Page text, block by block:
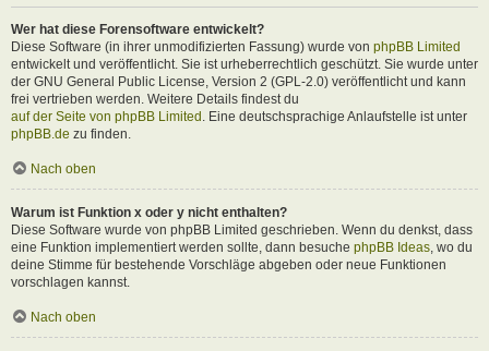
Wer hat diese Forensoftware entwickelt?
Diese Software (in ihrer unmodifizierten Fassung) wurde von phpBB Limited
entwickelt und veröffentlicht. Sie ist urheberrechtlich geschützt. Sie wurde unter
der GNU General Public License, Version 2 (GPL-2.0) veröffentlicht und kann
frei vertrieben werden. Weitere Details findest du
auf der Seite von phpBB Limited . Eine deutschsprachige Anlaufstelle ist unter
phpBB.de zu finden.
Nach oben
Warum ist Funktion x oder y nicht enthalten?
Diese Software wurde von phpBB Limited geschrieben. Wenn du denkst, dass
eine Funktion implementiert werden sollte, dann besuche phpBB Ideas , wo du
deine Stimme für bestehende Vorschläge abgeben oder neue Funktionen
vorschlagen kannst.
Nach oben